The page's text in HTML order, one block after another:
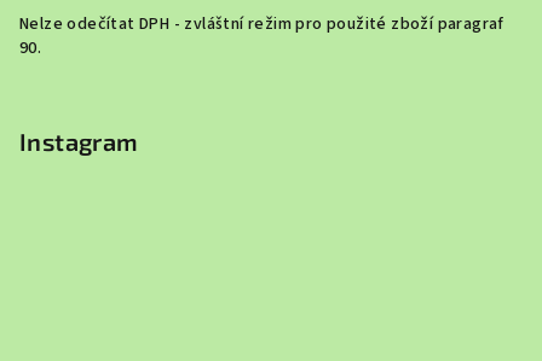
Nelze odečítat DPH - zvláštní režim pro použité zboží paragraf
90.
Instagram